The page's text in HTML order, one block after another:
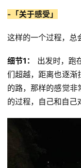
-「关于感受」
这样的一个过程，总
细节1：
出发时，跑
们超越，距离也逐渐
的路，那样的感觉非
的过程，自己和自己